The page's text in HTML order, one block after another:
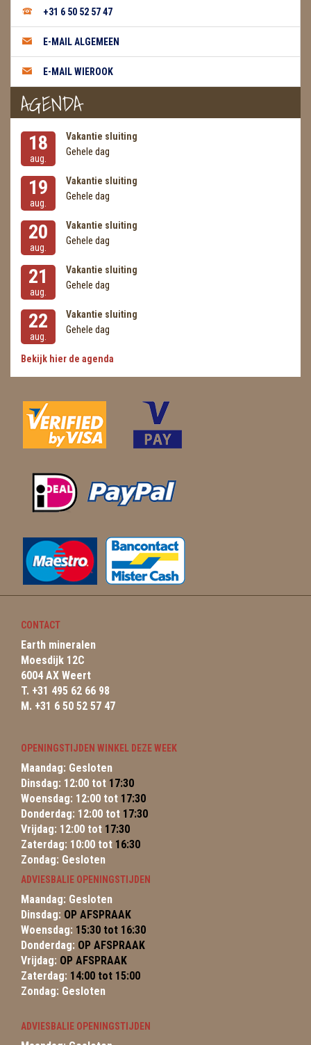
+31 6 50 52 57 47
E-MAIL ALGEMEEN
E-MAIL WIEROOK
AGENDA
18
aug.
Vakantie sluiting
Gehele dag
19
aug.
Vakantie sluiting
Gehele dag
20
aug.
Vakantie sluiting
Gehele dag
21
aug.
Vakantie sluiting
Gehele dag
22
aug.
Vakantie sluiting
Gehele dag
Bekijk hier de agenda
CONTACT
Earth mineralen
Moesdijk 12C
6004 AX Weert
T. +31 495 62 66 98
M. +31 6 50 52 57 47
OPENINGSTIJDEN WINKEL DEZE WEEK
Maandag: Gesloten
Dinsdag: 12:00 tot 17:30
Woensdag: 12:00 tot 17:30
Donderdag: 12:00 tot 17:30
Vrijdag: 12:00 tot 17:30
Zaterdag: 10:00 tot 16:30
Zondag: Gesloten
ADVIESBALIE OPENINGSTIJDEN
Maandag: Gesloten
Dinsdag: OP AFSPRAAK
Woensdag: 15:30 tot 16:30
Donderdag: OP AFSPRAAK
Vrijdag: OP AFSPRAAK
Zaterdag: 14:00 tot 15:00
Zondag: Gesloten
ADVIESBALIE OPENINGSTIJDEN